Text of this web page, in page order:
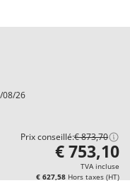
08/26
Prix conseillé:€ 873,70
€ 753,10
TVA incluse
€ 627,58 Hors taxes (HT)